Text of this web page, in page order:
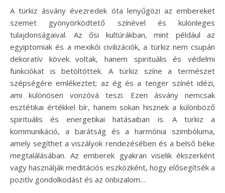
A türkiz ásvány évezredek óta lenyűgözi az embereket
szemet gyönyörködtető színével és különleges
tulajdonságaival. Az ősi kultúrákban, mint például az
egyiptomiak és a mexikói civilizációk, a türkiz nem csupán
dekoratív kövek voltak, hanem spirituális és védelmi
funkciókat is betöltöttek. A türkiz színe a természet
szépségére emlékeztet; az ég és a tenger színét idézi,
ami különösen vonzóvá teszi. Ezen ásvány nemcsak
esztétikai értékkel bír, hanem sokan hisznek a különböző
spirituális és energetikai hatásaiban is. A türkiz a
kommunikáció, a barátság és a harmónia szimbóluma,
amely segíthet a viszályok rendezésében és a belső béke
megtalálásában. Az emberek gyakran viselik ékszerként
vagy használják meditációs eszközként, hogy elősegítsék a
pozitív gondolkodást és az önbizalom…